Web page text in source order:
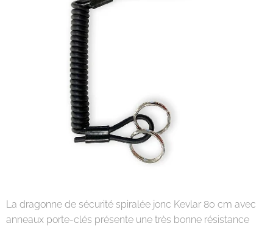
La dragonne de sécurité spiralée jonc Kevlar 80 cm avec
anneaux porte-clés présente une très bonne résistance